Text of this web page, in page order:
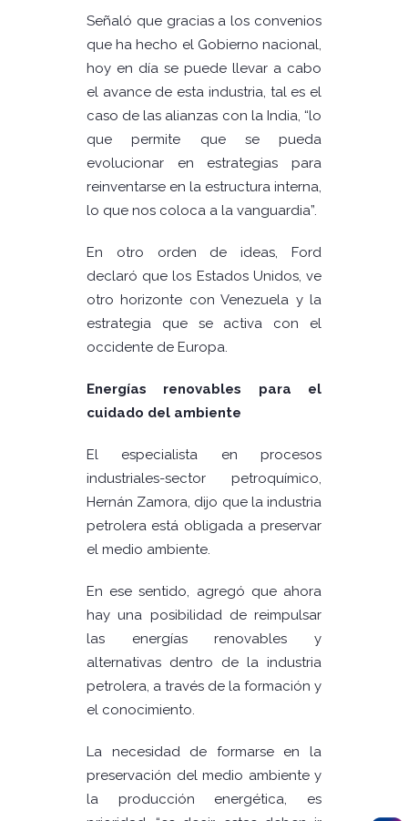
Señaló que gracias a los convenios
que ha hecho el Gobierno nacional,
hoy en día se puede llevar a cabo
el avance de esta industria, tal es el
caso de las alianzas con la India, “lo
que permite que se pueda
evolucionar en estrategias para
reinventarse en la estructura interna,
lo que nos coloca a la vanguardia”.
En otro orden de ideas, Ford
declaró que los Estados Unidos, ve
otro horizonte con Venezuela y la
estrategia que se activa con el
occidente de Europa.
Energías renovables para el
cuidado del ambiente
El especialista en procesos
industriales-sector petroquímico,
Hernán Zamora, dijo que la industria
petrolera está obligada a preservar
el medio ambiente.
En ese sentido, agregó que ahora
hay una posibilidad de reimpulsar
las energías renovables y
alternativas dentro de la industria
petrolera, a través de la formación y
el conocimiento.
La necesidad de formarse en la
preservación del medio ambiente y
la producción energética, es